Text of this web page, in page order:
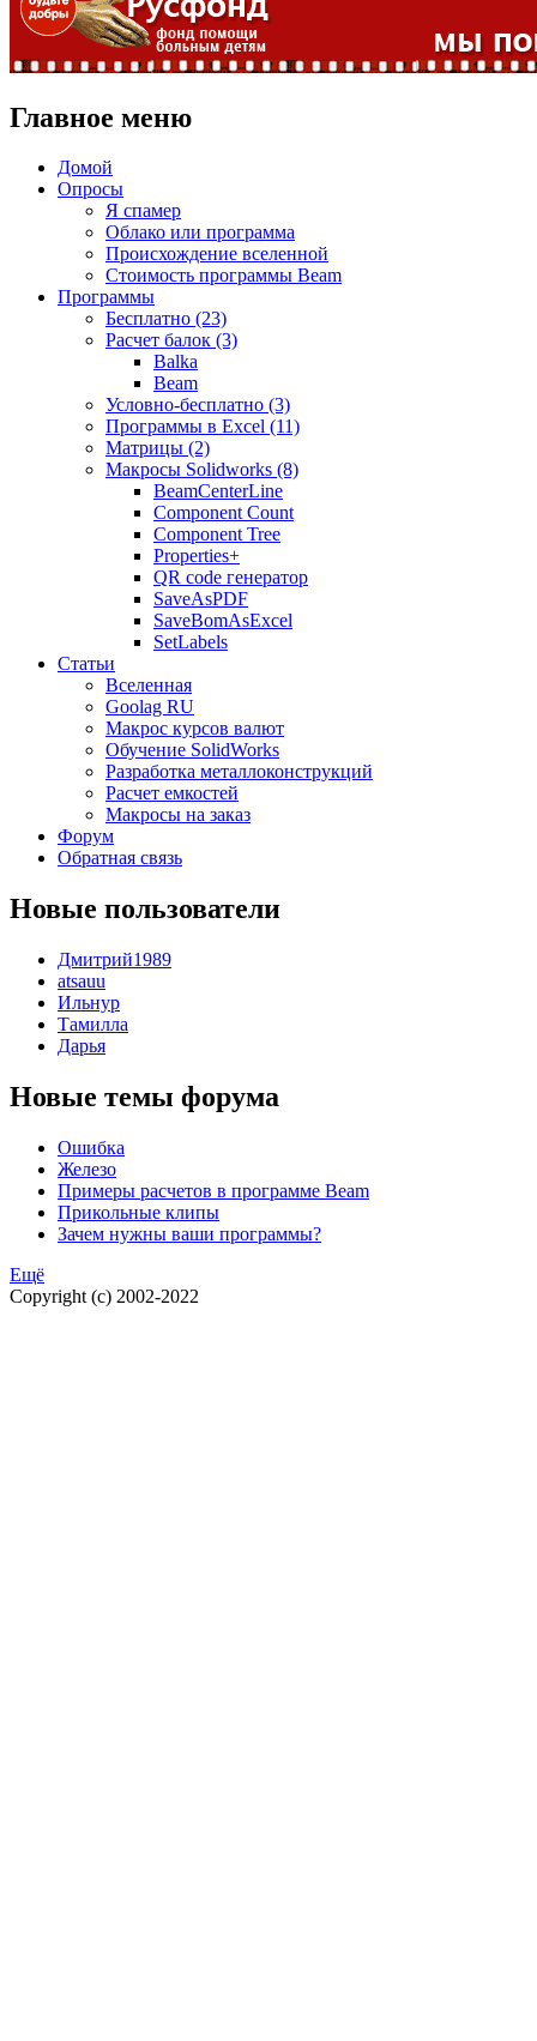
Главное меню
Домой
Опросы
Я спамер
Облако или программа
Происхождение вселенной
Стоимость программы Beam
Программы
Бесплатно (23)
Расчет балок (3)
Balka
Beam
Условно-бесплатно (3)
Программы в Excel (11)
Матрицы (2)
Макросы Solidworks (8)
BeamCenterLine
Component Count
Component Tree
Properties+
QR code генератор
SaveAsPDF
SaveBomAsExcel
SetLabels
Статьи
Вселенная
Goolag RU
Макрос курсов валют
Обучение SolidWorks
Разработка металлоконструкций
Расчет емкостей
Макросы на заказ
Форум
Обратная связь
Новые пользователи
Дмитрий1989
atsauu
Ильнур
Тамилла
Дарья
Новые темы форума
Ошибка
Железо
Примеры расчетов в программе Beam
Прикольные клипы
Зачем нужны ваши программы?
Ещё
Copyright (c) 2002-2022